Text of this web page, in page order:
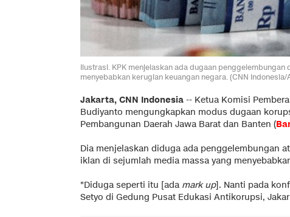
Ilustrasi. KPK menjelaskan ada dugaan
menyebabkan kerugian keuangan negara. (CNN Indonesia/
Jakarta, CNN Indonesia -- Ketua Komisi
Budiyanto mengungkapkan modus dugaan
Pembangunan Daerah Jawa Barat dan Banten (
Dia menjelaskan diduga ada penggelembungan
iklan di sejumlah media massa yang
"Diduga seperti itu [ada mark up]. Nanti pada
Setyo di Gedung Pusat Edukasi Antikorupsi,